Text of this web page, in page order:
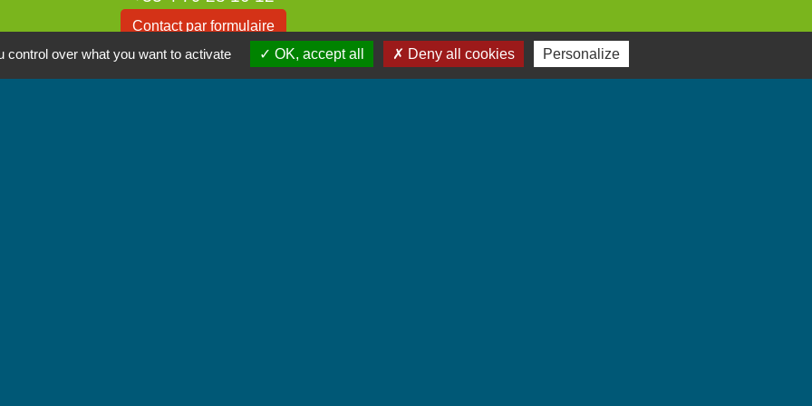
Contact par formulaire
Accueil du public
over what you want to activate OK, accept all Deny all cookies Personalize